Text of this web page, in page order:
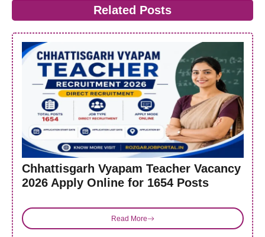
Related Posts
Chhattisgarh Vyapam Teacher Vacancy
2026 Apply Online for 1654 Posts
Read More